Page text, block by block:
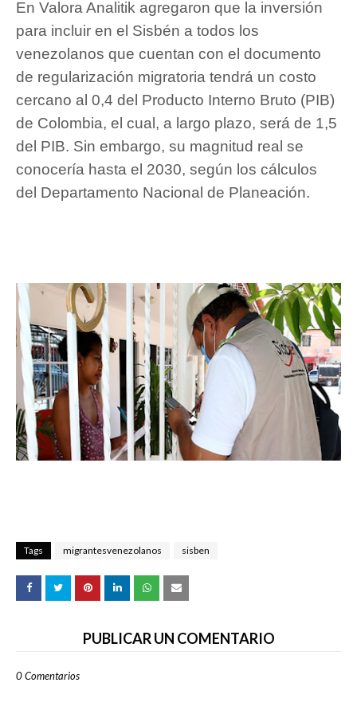
En Valora Analitik agregaron que la inversión
para incluir en el Sisbén a todos los
venezolanos que cuentan con el documento
de regularización migratoria tendrá un costo
cercano al 0,4 del Producto Interno Bruto (PIB)
de Colombia, el cual, a largo plazo, será de 1,5
del PIB. Sin embargo, su magnitud real se
conocería hasta el 2030, según los cálculos
del Departamento Nacional de Planeación.
Tags migrantesvenezolanos sisben
PUBLICAR UN COMENTARIO
0 Comentarios